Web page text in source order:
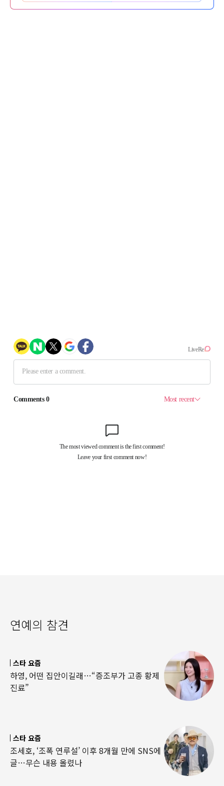
연예의 참견
스타 요즘
하영, 어떤 집안이길래…“증조부가 고종 황제
진료”
스타 요즘
조세호, ‘조폭 연루설’ 이후 8개월 만에 SNS에
글…무슨 내용 올렸나